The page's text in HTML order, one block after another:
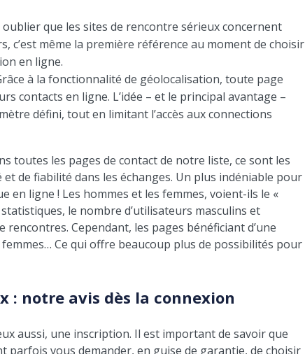
que les sites de rencontre sérieux concernent
c’est même la première référence au moment de choisir
en ligne.
à la fonctionnalité de géolocalisation, toute page
contacts en ligne. L’idée – et le principal avantage –
défini, tout en limitant l’accès aux connections
toutes les pages de contact de notre liste, ce sont les
de fiabilité dans les échanges. Un plus indéniable pour
en ligne ! Les hommes et les femmes, voient-ils le «
le nombre d’utilisateurs masculins et
Cependant, les pages bénéficiant d’une
Ce qui offre beaucoup plus de possibilités pour
: notre avis dès la connexion
aussi, une inscription. Il est important de savoir que
vous demander, en guise de garantie, de choisir